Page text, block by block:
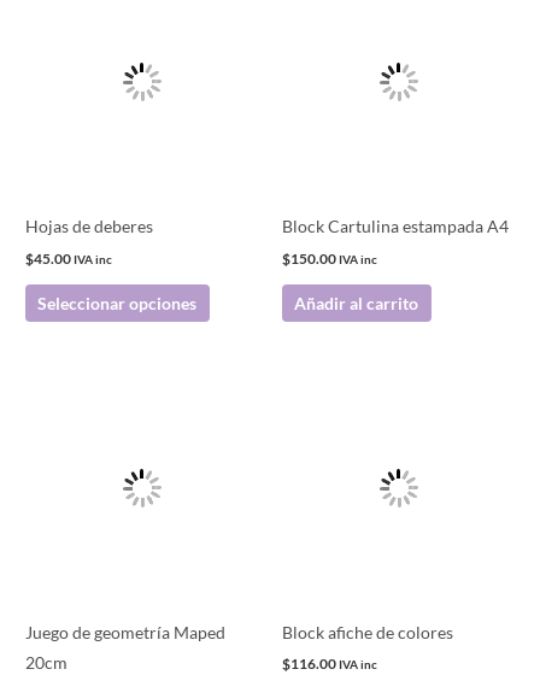
Hojas de deberes
$45.00 IVA inc
Seleccionar opciones
en
Block Cartulina estampada A4
$150.00 IVA inc
Añadir al carrito
Juego de geometría Maped
20cm
Block afiche de colores
$116.00 IVA inc